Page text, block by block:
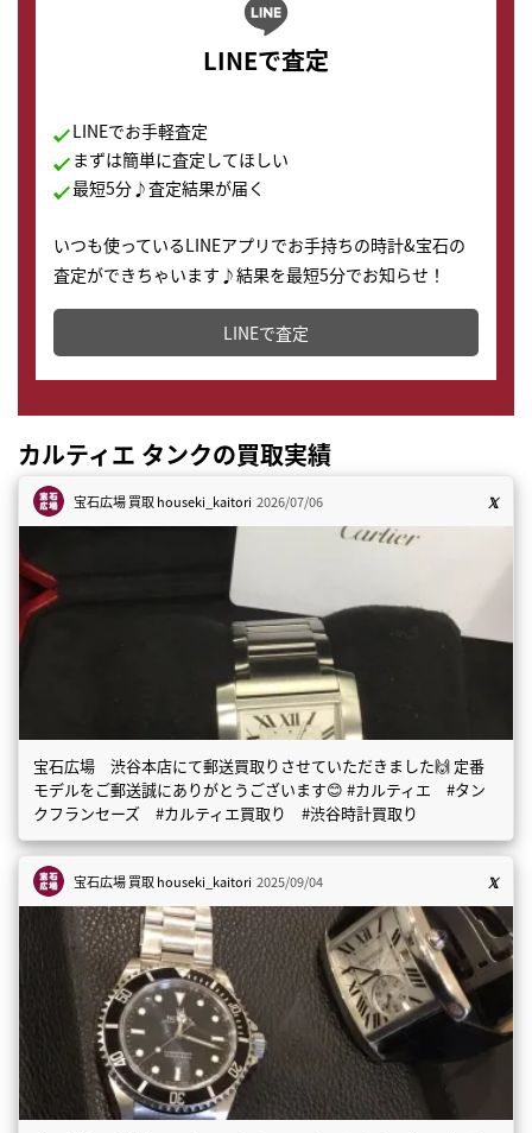
LINEで査定
LINEでお手軽査定
まずは簡単に査定してほしい
最短5分♪査定結果が届く
いつも使っているLINEアプリでお手持ちの時計&宝石の
査定ができちゃいます♪結果を最短5分でお知らせ！
どこからでもすぐに査定金額を知ることが出来ます。
LINEで査定
カルティエ タンクの買取実績
宝石広場 買取houseki_kaitori 2026/07/06
宝石広場 渋谷本店にて郵送買取りさせていただきました🙌 定番
モデルをご郵送誠にありがとうございます😊 #カルティエ #タン
クフランセーズ #カルティエ買取り #渋谷時計買取り
宝石広場 買取houseki_kaitori 2025/09/04